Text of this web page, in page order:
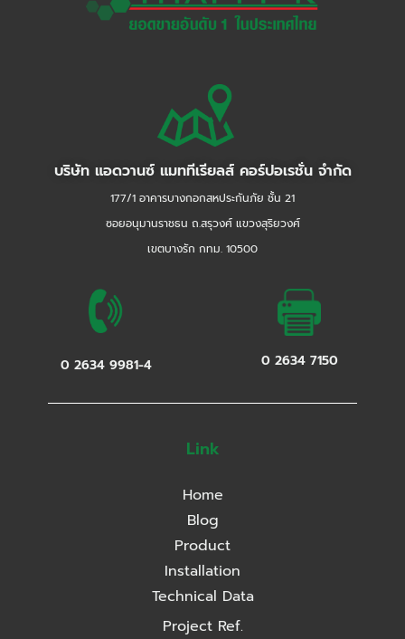
บริษัท แอดวานซ์ แมททีเรียลส์ คอร์ปอเรชั่น จำกัด
177/1 อาคารบางกอกสหประกันภัย ชั้น 21
ซอยอนุมานราชธน ถ.สรุวงศ์ แขวงสุริยวงศ์
เขตบางรัก กทม. 10500
0 2634 9981-4 0 2634 7150
Link
Home
Blog
Product
Installation
Technical Data
Project Ref.